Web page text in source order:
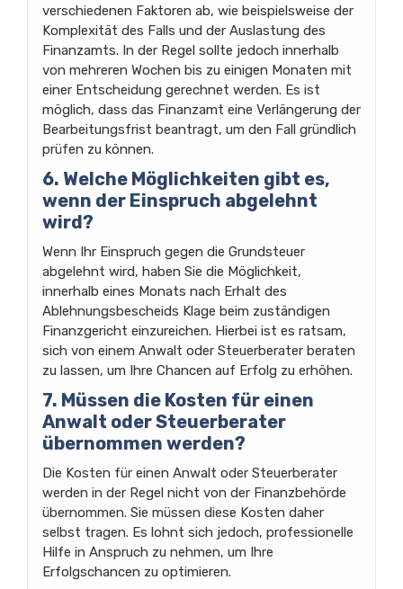
verschiedenen Faktoren ab, wie beispielsweise der
Komplexität des Falls und der Auslastung des
Finanzamts. In der Regel sollte jedoch innerhalb
von mehreren Wochen bis zu einigen Monaten mit
einer Entscheidung gerechnet werden. Es ist
möglich, dass das Finanzamt eine Verlängerung der
Bearbeitungsfrist beantragt, um den Fall gründlich
prüfen zu können.
6. Welche Möglichkeiten gibt es,
wenn der Einspruch abgelehnt
wird?
Wenn Ihr Einspruch gegen die Grundsteuer
abgelehnt wird, haben Sie die Möglichkeit,
innerhalb eines Monats nach Erhalt des
Ablehnungsbescheids Klage beim zuständigen
Finanzgericht einzureichen. Hierbei ist es ratsam,
sich von einem Anwalt oder Steuerberater beraten
zu lassen, um Ihre Chancen auf Erfolg zu erhöhen.
7. Müssen die Kosten für einen
Anwalt oder Steuerberater
übernommen werden?
Die Kosten für einen Anwalt oder Steuerberater
werden in der Regel nicht von der Finanzbehörde
übernommen. Sie müssen diese Kosten daher
selbst tragen. Es lohnt sich jedoch, professionelle
Hilfe in Anspruch zu nehmen, um Ihre
Erfolgschancen zu optimieren.